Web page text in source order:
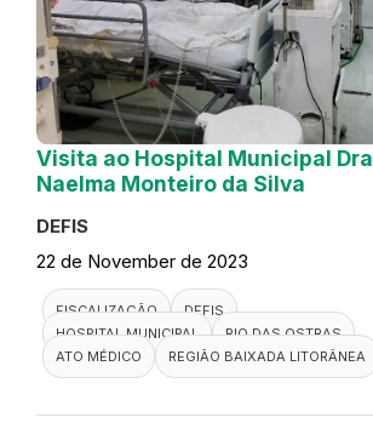
Visita ao Hospital Municipal Dra
Naelma Monteiro da Silva
DEFIS
22 de November de 2023
FISCALIZAÇÃO
DEFIS
HOSPITAL MUNICIPAL
RIO DAS OSTRAS
ATO MÉDICO
REGIÃO BAIXADA LITORÂNEA